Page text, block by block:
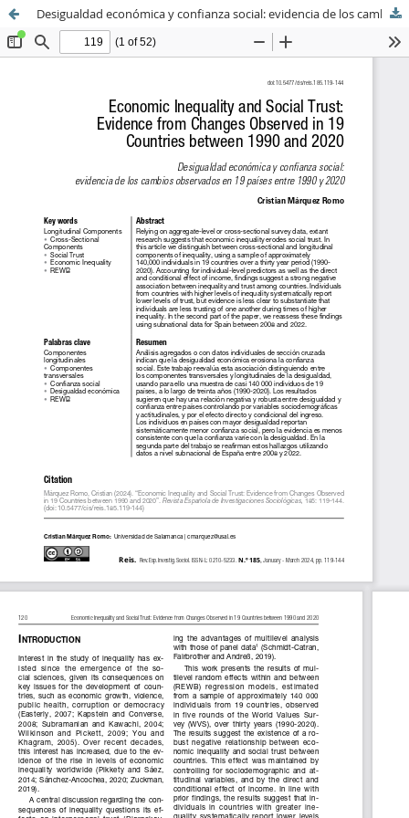
Desigualdad económica y confianza social: evidencia de los cambios observados en 19 países entre 1990 y 2020